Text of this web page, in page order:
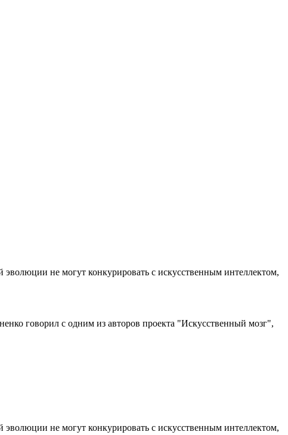
не могут конкурировать с искусственным интеллектом,
говорил с одним из авторов проекта "Искусственный мозг",
не могут конкурировать с искусственным интеллектом,